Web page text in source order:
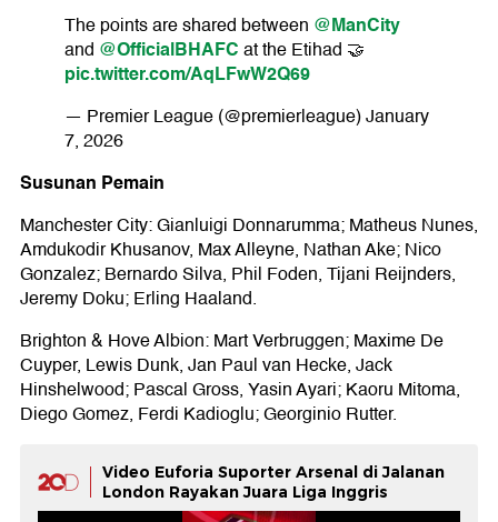
The points are shared between @ManCity
and @OfficialBHAFCat the Etihad 🤝
pic.twitter.com/AqLFwW2Q69
— Premier League (@premierleague)January
7, 2026
Susunan Pemain
Manchester City: Gianluigi Donnarumma; Matheus Nunes,
Amdukodir Khusanov, Max Alleyne, Nathan Ake; Nico
Gonzalez; Bernardo Silva, Phil Foden, Tijani Reijnders,
Jeremy Doku; Erling Haaland.
Brighton & Hove Albion: Mart Verbruggen; Maxime De
Cuyper, Lewis Dunk, Jan Paul van Hecke, Jack
Hinshelwood; Pascal Gross, Yasin Ayari; Kaoru Mitoma,
Diego Gomez, Ferdi Kadioglu; Georginio Rutter.
Video Euforia Suporter Arsenal di Jalanan
London Rayakan Juara Liga Inggris